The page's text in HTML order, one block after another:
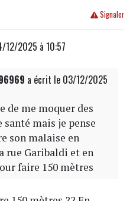
Signaler
2025 à 10:57
a écrit le 03/12/2025
de me moquer des
santé mais je pense
son malaise en
rue Garibaldi et en
faire 150 mètres